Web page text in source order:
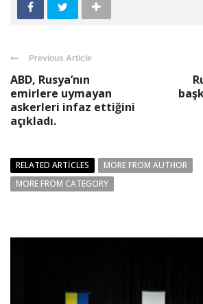
Previous Article
ABD, Rusya’nın
emirlere uymayan
askerleri infaz ettiğini
açıkladı.
RELATED ARTICLES
MORE FROM AUTHOR
MORE FROM CATEGORY